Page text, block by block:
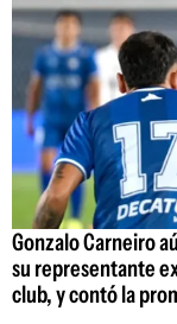
Gonzalo Carneiro
su representante
club, y contó la